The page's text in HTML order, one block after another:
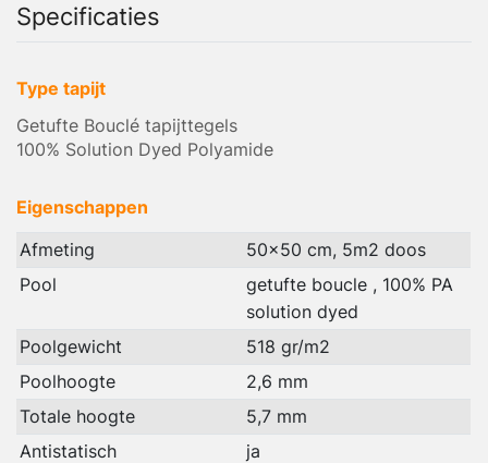
Specificaties
Type tapijt
Getufte Bouclé tapijttegels
100% Solution Dyed Polyamide
Eigenschappen
Afmeting
50x50 cm, 5m2 doos
Pool
getufte boucle , 100% PA
solution dyed
Poolgewicht
518 gr/m2
Poolhoogte
2,6 mm
Totale hoogte
5,7 mm
Antistatisch
ja